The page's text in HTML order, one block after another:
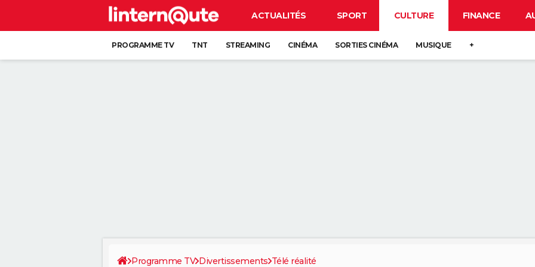
ACTUALITÉS SPORT CULTURE FINANCE
PROGRAMME TV TNT STREAMING CINÉMA SORTIES CINÉMA MUSIQUE +
Programme TV Divertissements Télé réalité